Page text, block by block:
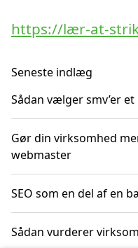
https://lær-at-
Seneste indlæg
Sådan vælger smv’er
Gør din virksomhed
webmaster
SEO som en del af en
Sådan vurderer